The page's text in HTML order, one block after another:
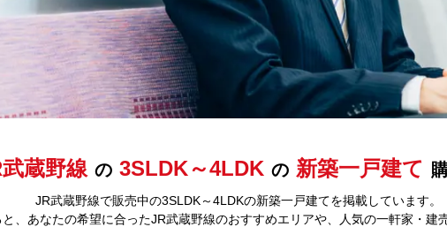
蔵野線 の 3SLDK～4LDK の 新築一戸建て
JR武蔵野線で販売中の3SLDK～4LDKの新築一戸建てを掲載しています。
、あなたの希望に合ったJR武蔵野線のおすすめエリアや、人気の一軒家・建